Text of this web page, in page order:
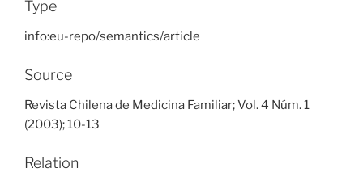
Type
info:eu-repo/semantics/article
Source
Revista Chilena de Medicina Familiar; Vol. 4 Núm. 1
(2003); 10-13
Relation